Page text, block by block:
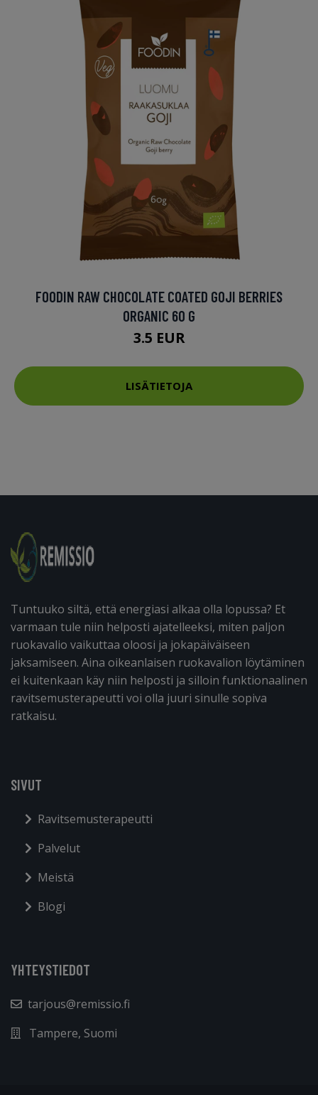
FOODIN RAW CHOCOLATE COATED GOJI BERRIES
ORGANIC 60 G
3.5 EUR
LISÄTIETOJA
Tuntuuko siltä, että energiasi alkaa olla lopussa? Et
varmaan tule niin helposti ajatelleeksi, miten paljon
ruokavalio vaikuttaa oloosi ja jokapäiväiseen
jaksamiseen. Aina oikeanlaisen ruokavalion löytäminen
ei kuitenkaan käy niin helposti ja silloin funktionaalinen
ravitsemusterapeutti voi olla juuri sinulle sopiva
ratkaisu.
SIVUT
Ravitsemusterapeutti
Palvelut
Meistä
Blogi
YHTEYSTIEDOT
tarjous@remissio.fi
Tampere, Suomi